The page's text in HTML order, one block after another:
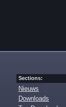
Sections:
Nieuws
Downloads